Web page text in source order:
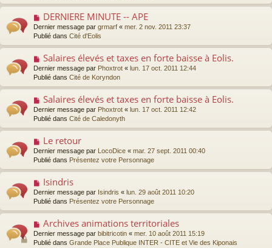
e
e
s
a
e
a
u
m
e
s
a
e
N
u
a
u
m
e
s
a
e
DERNIERE MINUTE -- APE
Dernier message par grmarf « mer. 2 nov. 2011 23:37
Publié dans Cité d'Eolis
N
u
a
u
m
e
s
a
e
Salaires élevés et taxes en forte baisse à Eolis.
Dernier message par Phoxtrot « lun. 17 oct. 2011 12:44
Publié dans Cité de Koryndon
N
u
a
u
m
e
s
a
e
Salaires élevés et taxes en forte baisse à Eolis.
Dernier message par Phoxtrot « lun. 17 oct. 2011 12:42
Publié dans Cité de Caledonyth
N
u
a
u
m
e
a
Le retour
Dernier message par LocoDice « mar. 27 sept. 2011 00:40
Publié dans Présentez votre Personnage
N
u
a
u
m
Isindris
Dernier message par Isindris « lun. 29 août 2011 10:20
Publié dans Présentez votre Personnage
N
u
Archives animations territoriales
Dernier message par bibitricotin « mer. 10 août 2011 15:19
Publié dans Grande Place Publique INTER - CITE et Vie des Kiponais